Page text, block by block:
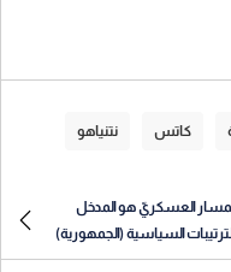
كاتس نتنياهو
العسكريّ هو المدخل
السياسية (الجمهورية)